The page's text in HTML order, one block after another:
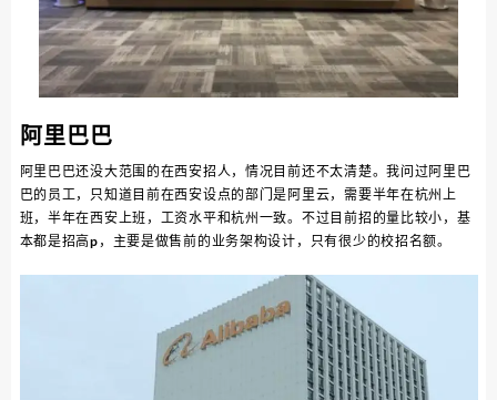
阿里巴巴
阿里巴巴还没大范围的在西安招人，情况目前还不太清楚。我问过阿里巴
巴的员工，只知道目前在西安设点的部门是阿里云，需要半年在杭州上
班，半年在西安上班，工资水平和杭州一致。不过目前招的量比较小，基
本都是招高p，主要是做售前的业务架构设计，只有很少的校招名额。